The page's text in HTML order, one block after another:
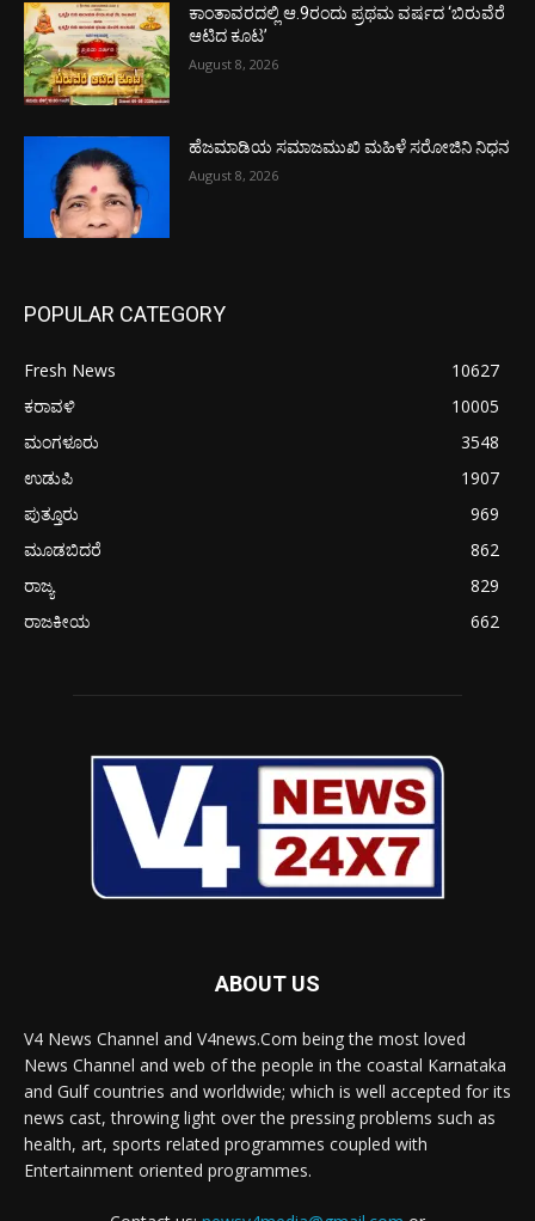
ಕಾಂತಾವರದಲ್ಲಿ ಆ.9ರಂದು ಪ್ರಥಮ ವರ್ಷದ ‘ಬಿರುವೆರೆ
ಆಟಿದ ಕೂಟ’
August 8, 2026
ಹೆಜಮಾಡಿಯ ಸಮಾಜಮುಖಿ ಮಹಿಳೆ ಸರೋಜಿನಿ ನಿಧನ
August 8, 2026
POPULAR CATEGORY
Fresh News
10627
ಕರಾವಳಿ
10005
ಮಂಗಳೂರು
3548
ಉಡುಪಿ
1907
ಪುತ್ತೂರು
969
ಮೂಡಬಿದರೆ
862
ರಾಜ್ಯ
829
ರಾಜಕೀಯ
662
ABOUT US
V4 News Channel and V4news.Com being the most loved
News Channel and web of the people in the coastal Karnataka
and Gulf countries and worldwide; which is well accepted for its
news cast, throwing light over the pressing problems such as
health, art, sports related programmes coupled with
Entertainment oriented programmes.